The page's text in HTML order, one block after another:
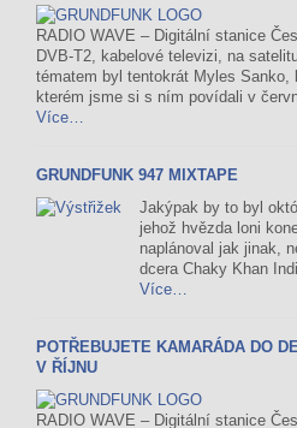
RADIO WAVE – Digitální stanice
DVB-T2, kabelové televizi, na
tématem byl tentokrát Myles Sanko,
kterém jsme si s ním povídali v
Více…
GRUNDFUNK 947 MIXTAPE
Jakýpak by to byl
jehož hvězda loni
naplánoval jak jinak,
dcera Chaky Khan
Více…
POTŘEBUJETE KAMARÁDA DO
V ŘÍJNU
RADIO WAVE – Digitální stanice